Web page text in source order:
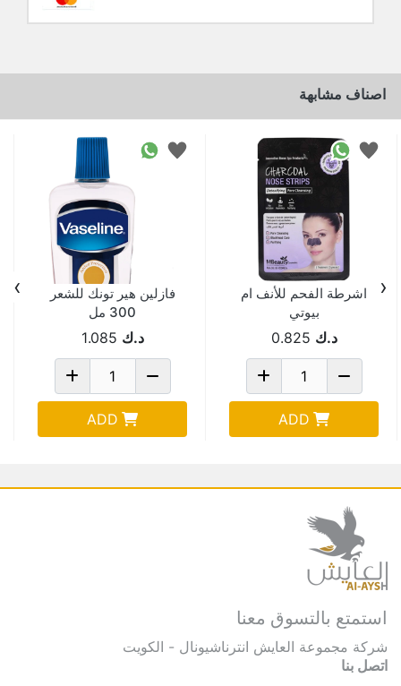
اصناف مشابهة
اشرطة الفحم للأنف ام
بيوتي
د.ك 0.825
ADD
فازلين هير تونك للشعر
300 مل
د.ك 1.085
ADD
‹
›
استمتع بالتسوق معنا
شركة مجموعة العايش انترناشيونال - الكويت
اتصل بنا